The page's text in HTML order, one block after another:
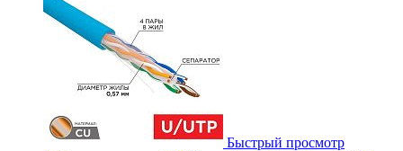
Быстрый просмотр